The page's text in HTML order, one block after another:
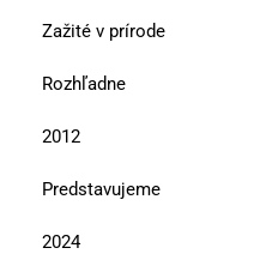
Zažité v prírode
Rozhľadne
2012
Predstavujeme
2024